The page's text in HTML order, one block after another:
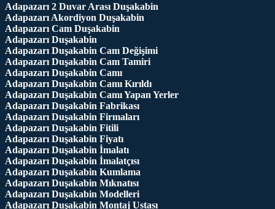
Adapazarı 2 Duvar Arası Duşakabin
Adapazarı Akordiyon Duşakabin
Adapazarı Cam Duşakabin
Adapazarı Duşakabin
Adapazarı Duşakabin Cam Değişimi
Adapazarı Duşakabin Cam Tamiri
Adapazarı Duşakabin Camı
Adapazarı Duşakabin Camı Kırıldı
Adapazarı Duşakabin Camı Yapan Yerler
Adapazarı Duşakabin Fabrikası
Adapazarı Duşakabin Firmaları
Adapazarı Duşakabin Fitili
Adapazarı Duşakabin Fiyatı
Adapazarı Duşakabin İmalatı
Adapazarı Duşakabin İmalatçısı
Adapazarı Duşakabin Kumlama
Adapazarı Duşakabin Mıknatısı
Adapazarı Duşakabin Modelleri
Adapazarı Duşakabin Montaj Ustası